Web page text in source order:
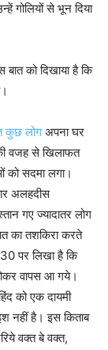
गोलियों से भून दिया
को दिखाया है कि
कुछ लोग अपना घर
वजह से खिलाफत
सदमा लगा।
अलहदीस
गए ज्‍यादातर लोग
का तशकिरा करते
पर लिखा है कि
वापस आ गये।
को एक दायमी
नहीं है। इस किताब
वक्‍त बे वक्‍त,